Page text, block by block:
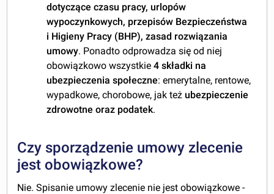
dotyczące czasu pracy, urlopów
wypoczynkowych, przepisów Bezpieczeństwa
i Higieny Pracy (BHP), zasad rozwiązania
umowy. Ponadto odprowadza się od niej
obowiązkowo wszystkie4 składki na
ubezpieczenia społeczne: emerytalne, rentowe,
wypadkowe, chorobowe, jak też ubezpieczenie
zdrowotne oraz podatek.
Czy sporządzenie umowy zlecenie
jest obowiązkowe?
Nie. Spisanie umowy zlecenie nie jest obowiązkowe -